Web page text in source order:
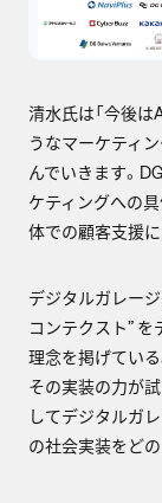
清水氏は「今後
うなマーケティン
んでいきます。
ケティングへの
体での顧客支援に
デジタルガレー
コンテクスト” を
理念を掲げてい
その実装の力が
してデジタルガ
の社会実装をど